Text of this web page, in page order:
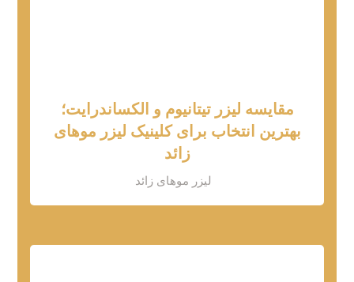
مقایسه لیزر تیتانیوم و الکساندرایت؛
بهترین انتخاب برای کلینیک لیزر موهای
زائد
لیزر موهای زائد